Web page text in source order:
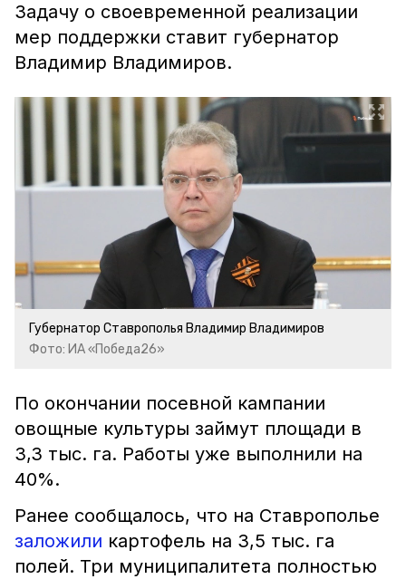
Задачу о своевременной реализации
мер поддержки ставит губернатор
Владимир Владимиров.
Губернатор Ставрополья Владимир Владимиров
Фото: ИА «Победа26»
По окончании посевной кампании
овощные культуры займут площади в
3,3 тыс. га. Работы уже выполнили на
40%.
Ранее сообщалось, что на Ставрополье
заложили картофель на 3,5 тыс. га
полей. Три муниципалитета полностью